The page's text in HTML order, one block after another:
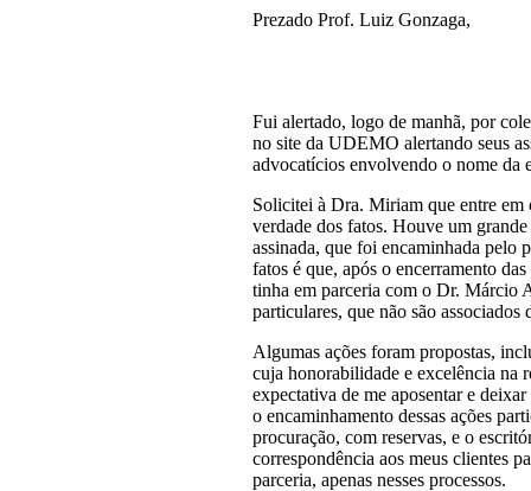
Prezado Prof. Luiz Gonzaga,
Fui alertado, logo de manhã, por
no site da UDEMO alertando seus
advocatícios envolvendo o nome da
Solicitei à Dra. Miriam que entre em
verdade dos fatos. Houve um
assinada, que foi encaminhada pelo
fatos é que, após o encerramento
tinha em parceria com o Dr. Márcio
particulares, que não são
Algumas ações foram propostas,
cuja honorabilidade e excelência na
expectativa de me aposentar e
o encaminhamento dessas ações
procuração, com reservas, e o
correspondência aos meus clientes
parceria, apenas nesses processos.